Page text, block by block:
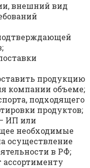
внешний вид
продукцию
компании объеме;
подходящего
продуктов;
ИП или
необходимые
осуществление
в РФ;
ассортименту